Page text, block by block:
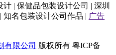
| 保健品包装设计公司 | 深圳
知名包装设计公司作品 | 广告
有限公司 版权所有 粤ICP备